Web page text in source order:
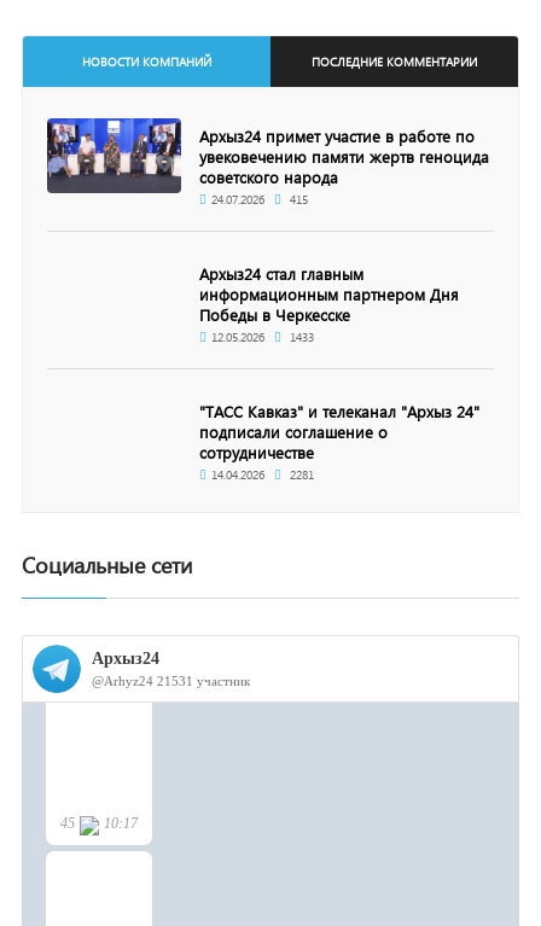
НОВОСТИ КОМПАНИЙ ПОСЛЕДНИЕ КОММЕНТАРИИ
Архыз24 примет участие в работе по
увековечению памяти жертв геноцида
советского народа
24.07.2026 415
Архыз24 стал главным
информационным партнером Дня
Победы в Черкесске
12.05.2026 1433
"ТАСС Кавказ" и телеканал "Архыз 24"
подписали соглашение о
сотрудничестве
14.04.2026 2281
Социальные сети